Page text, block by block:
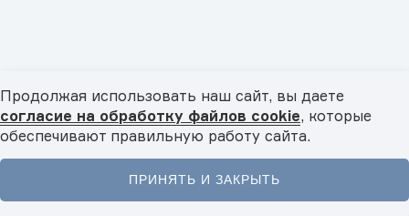
Главная Новости Видео Подкасты Меню
Технологии 05.08.2026
Иранские исследователи представили
перспективную разработку в области
интеллектуальных систем
Новый метод обучения открывает широкие возможности для
Продолжая использовать наш сайт, вы даете
согласие на обработку файлов cookie, которые
обеспечивают правильную работу сайта.
ПРИНЯТЬ И ЗАКРЫТЬ